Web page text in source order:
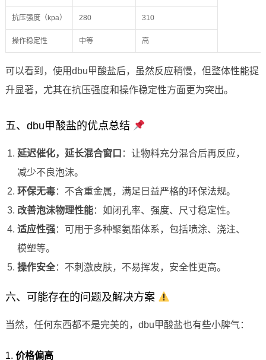
抗压强度（kpa） 280 310
操作稳定性 中等 高
可以看到，使用dbu甲酸盐后，虽然反应稍慢，但整体性能提
升显著，尤其在抗压强度和操作稳定性方面更为突出。
五、dbu甲酸盐的优点总结
延迟催化，延长混合窗口 ：让物料充分混合后再反应，
减少不良泡沫。
环保无毒：不含重金属，满足日益严格的环保法规。
改善泡沫物理性能：如闭孔率、强度、尺寸稳定性。
适应性强：可用于多种聚氨酯体系，包括喷涂、浇注、
模塑等。
操作安全：不刺激皮肤，不易挥发，安全性更高。
六、可能存在的问题及解决方案
当然，任何东西都不是完美的，dbu甲酸盐也有些小脾气：
1. 价格偏高